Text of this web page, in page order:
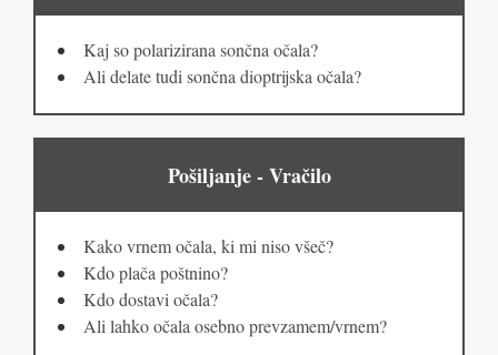
Kaj so polarizirana sončna očala?
Ali delate tudi sončna dioptrijska očala?
Pošiljanje - Vračilo
Kako vrnem očala, ki mi niso všeč?
Kdo plača poštnino?
Kdo dostavi očala?
Ali lahko očala osebno prevzamem/vrnem?